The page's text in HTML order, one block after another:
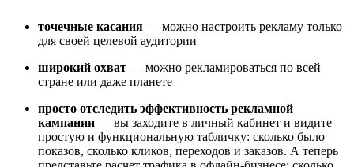
точечные касания — можно настроить рекламу только
для своей целевой аудитории
широкий охват — можно рекламироваться по всей
стране или даже планете
просто отследить эффективность рекламной
кампании — вы заходите в личный кабинет и видите
простую и функциональную табличку: сколько было
показов, сколько кликов, переходов и заказов. А теперь